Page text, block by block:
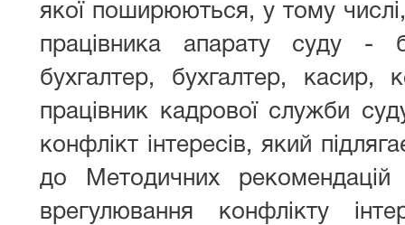
якої поширюються, у тому
працівника апарату суду -
бухгалтер, бухгалтер, касир,
працівник кадрової служби
конфлікт інтересів, який
до Методичних рекомендацій
врегулювання конфлікту